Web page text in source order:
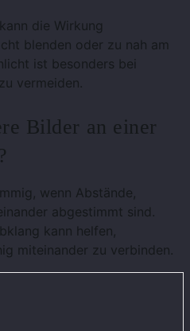
die Wirkung
blenden oder zu nah am
ist besonders bei
vermeiden.
Bilder an einer
wenn Abstände,
abgestimmt sind.
kann helfen,
miteinander zu verbinden.